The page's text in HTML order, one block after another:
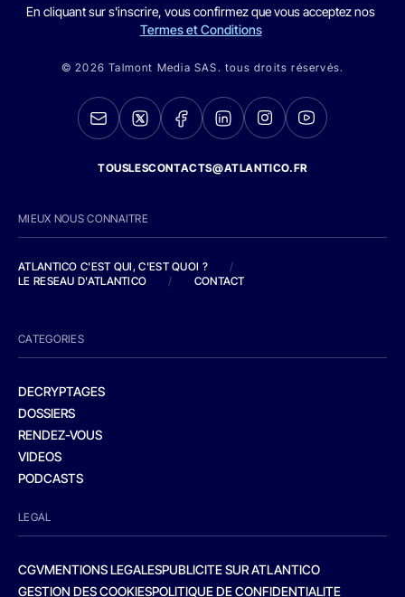
En cliquant sur s'inscrire, vous confirmez que vous acceptez nos
Termes et Conditions
© 2026 Talmont Media SAS. tous droits réservés.
TOUSLESCONTACTS@ATLANTICO.FR
MIEUX NOUS CONNAITRE
ATLANTICO C'EST QUI, C'EST QUOI ?
/
LE RESEAU D'ATLANTICO
/ CONTACT
CATEGORIES
DECRYPTAGES
DOSSIERS
RENDEZ-VOUS
VIDEOS
PODCASTS
LEGAL
CGVMENTIONS LEGALESPUBLICITE SUR ATLANTICO
GESTION DES COOKIESPOLITIQUE DE CONFIDENTIALITE